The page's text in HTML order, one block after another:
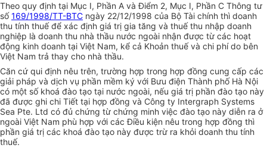
Theo quy định tại Mục I, Phần A và Điểm 2, Mục I, Phần C Thông tư
số169/1998/TT-BTC ngày 22/12/1998 của Bộ Tài chính thì doanh
thu tính thuế để xác định giá trị gia tăng và thuế thu nhập doanh
nghiệp là doanh thu nhà thầu nước ngoài nhận được từ các hoạt
động kinh doanh tại Việt Nam, kể cả Khoản thuế và chi phí do bên
Việt Nam trả thay cho nhà thầu.
Căn cứ qui định nêu trên, trường hợp trong hợp đồng cung cấp các
giải pháp và dịch vụ phần mềm ký với Bưu điện Thành phố Hà Nội
có một số khoá đào tạo tại nước ngoài, nếu giá trị phần đào tạo này
đã được ghi chi Tiết tại hợp đồng và Công ty Intergraph Systems
Sea Pte. Ltd có đủ chứng từ chứng minh việc đào tạo này diễn ra ở
ngoài Việt Nam phù hợp với các Điều kiện nêu trong hợp đồng thì
phần giá trị các khoá đào tạo này được trừ ra khỏi doanh thu tính
thuế.